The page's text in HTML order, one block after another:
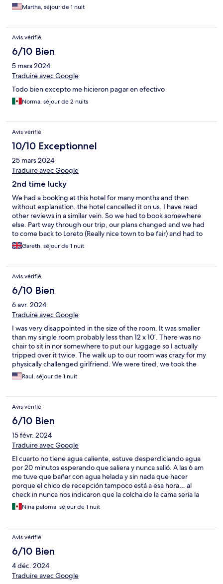
Martha, séjour de 1 nuit
Avis vérifié
6/10 Bien
5 mars 2024
Traduire avec Google
Todo bien excepto me hicieron pagar en efectivo
Norma, séjour de 2 nuits
Avis vérifié
10/10 Exceptionnel
25 mars 2024
Traduire avec Google
2nd time lucky
We had a booking at this hotel for many months and then
without explanation. the hotel cancelled it on us. I have read
other reviews in a similar vein. So we had to book somewhere
else. Part way through our trip, our plans changed and we had
to come back to Loreto (Really nice town to be fair) and had to
book a hotel for the very same day. We were setting off
afterbooking on WIFI and had no signal until we got to El Faro.
again? They didn't cancel and we had a lovely one night stay.
The road outside can get noisy with cars driving by playing loud
music throughout the evening but the room was nice with a
great shower and wifi.
Gareth, séjour de 1 nuit
Avis vérifié
6/10 Bien
6 avr. 2024
Traduire avec Google
I was very disappointed in the size of the room. It was smaller
than my single room probably less than 12 x 10‘. There was no
chair to sit in nor somewhere to put our luggage so I actually
tripped over it twice. The walk up to our room was crazy for my
physically challenged girlfriend. We were tired, we took the
room and then left the next day for La Paz. I was surprised
instead of the first that I had in writing they charge me about
candidate for bait and switch.
Raul, séjour de 1 nuit
Avis vérifié
6/10 Bien
15 févr. 2024
Traduire avec Google
El cuarto no tiene agua caliente, estuve desperdiciando agua
por 20 minutos esperando que saliera y nunca salió. A las 6 am
me tuve que bañar con agua helada y sin nada que hacer
porque el chico de recepción tampoco está a esa hora… al
check in nunca nos indicaron que la colcha de la cama sería la
única cobija disponible, cuando me di cuenta ya era demasiado
tarde y dormí con frío, no hay cobijas disponibles en los cuartos.
permitirnos dejar nuestras maletas en guarda mientras salíamos
de excursión.
Nina paloma, séjour de 1 nuit
Avis vérifié
6/10 Bien
4 déc. 2024
Traduire avec Google